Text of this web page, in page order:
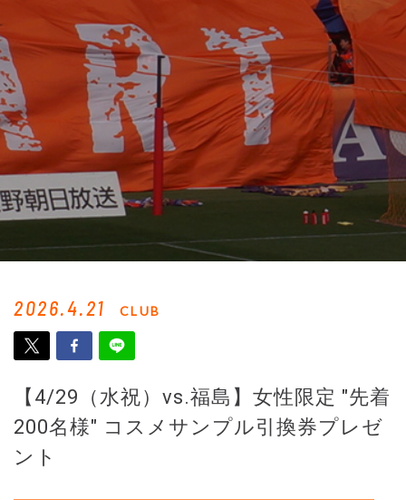
2026.4.21 CLUB
【4/29（水祝）vs.福島】女性限定 "先着
200名様" コスメサンプル引換券プレゼ
ント